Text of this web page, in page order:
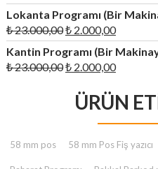
fiyat:
₺ 39.000,00.
andaki
fiyat:
₺
Lokanta Programı (Bir
₺23.000,00Orijinal
fiyat:
₺ 23.000,00.
₺2.000,00Şu
andaki
fiyat:
₺
Kantin Programı (Bir
₺23.000,00Orijinal
₺ 23.000,00.
₺2.000,00Şu
fiyat:
₺
ÜRÜN
58 mm pos 58 mm Pos Fiş yazıcı